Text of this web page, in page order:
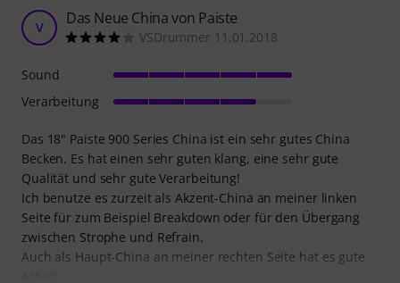
V Das Neue China von Paiste
VSDrummer 11.01.2018
Das 18" Paiste 900 Series China ist ein sehr gutes China
Becken. Es hat einen sehr guten klang, eine sehr gute
Qualität und sehr gute Verarbeitung!
Ich benutze es zurzeit als Akzent-China an meiner linken
Seite für zum Beispiel Breakdown oder für den Übergang
zwischen Strophe und Refrain.
Auch als Haupt-China an meiner rechten Seite hat es gute
Sound
Verarbeitung